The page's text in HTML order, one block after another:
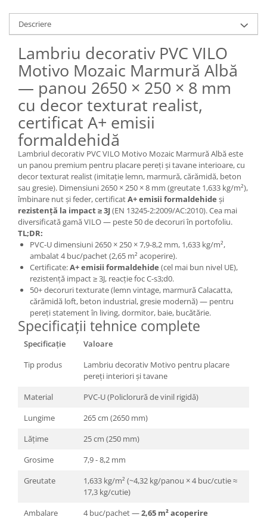
Descriere
Lambriu decorativ PVC VILO
Motivo Mozaic Marmură Albă
— panou 2650 × 250 × 8 mm
cu decor texturat realist,
certificat A+ emisii
formaldehidă
Lambriul decorativ PVC VILO Motivo Mozaic Marmură Albă este
un panou premium pentru placare pereți și tavane interioare, cu
decor texturat realist (imitație lemn, marmură, cărămidă, beton
sau gresie). Dimensiuni 2650 × 250 × 8 mm (greutate 1,633 kg/m²),
îmbinare nut și feder, certificatA+ emisii formaldehide și
rezistență la impact ≥ 3J (EN 13245-2:2009/AC:2010). Cea mai
diversificată gamă VILO — peste 50 de decoruri în portofoliu.
TL;DR:
PVC-U dimensiuni 2650 × 250 × 7,9-8,2 mm, 1,633 kg/m²,
ambalat 4 buc/pachet (2,65 m² acoperire).
Certificate:A+ emisii formaldehide (cel mai bun nivel UE),
rezistență impact ≥ 3J, reacție foc C-s3;d0.
50+ decoruri texturate (lemn vintage, marmură Calacatta,
cărămidă loft, beton industrial, gresie modernă) — pentru
pereți statement în living, dormitor, baie, bucătărie.
Specificații tehnice complete
Specificație
Valoare
Tip produs
Lambriu decorativ Motivo pentru placare
pereți interiori și tavane
Material
PVC-U (Policlorură de vinil rigidă)
Lungime
265 cm (2650 mm)
Lățime
25 cm (250 mm)
Grosime
7,9 - 8,2 mm
Greutate
1,633 kg/m² (~4,32 kg/panou × 4 buc/cutie ≈
17,3 kg/cutie)
Ambalare
4 buc/pachet —2,65 m² acoperire